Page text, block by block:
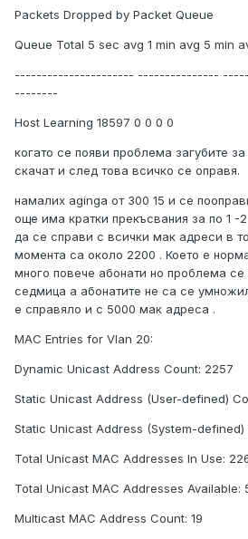
Packets Dropped by Packet Queue
Queue Total 5 sec avg 1 min avg 5 min
---------------------- ---------------
--------
Host Learning 18597 0 0 0 0
когато се появи проблема загубите
скачат и след това всичко се оправя.
намалих aginga от 300 15 и се
още има кратки прекъсвания за по 1 -
да се справи с всички мак адреси в
момента са около 2200 . Което е
много повече абонати но проблема се
седмица а абонатите не са се
е справяло и с 5000 мак адреса .
MAC Entries for Vlan 20:
Dynamic Unicast Address Count: 2257
Static Unicast Address (User-defined)
Static Unicast Address (System-defined)
Total Unicast MAC Addresses In Use:
Total Unicast MAC Addresses Available:
Multicast MAC Address Count: 19